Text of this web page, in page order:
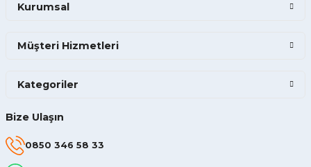
Bize Ulaşın
0850 346 58 33
Kurumsal
Müşteri Hizmetleri
Kategoriler